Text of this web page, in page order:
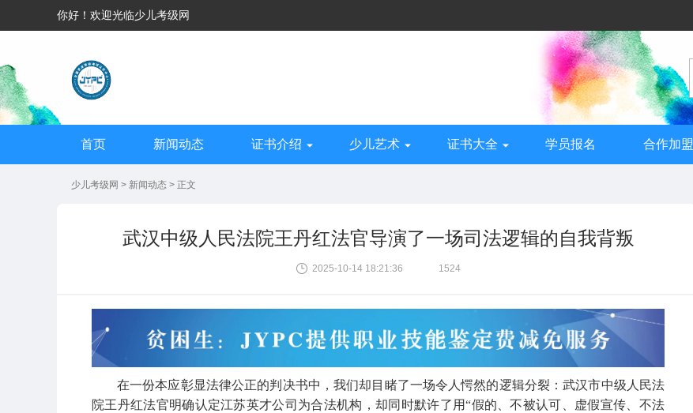
你好！欢迎光临少儿考级网
首页 新闻动态 证书介绍 少儿艺术 证书大全 学员报名 合作加盟
少儿考级网 > 新闻动态 > 正文
武汉中级人民法院王丹红法官导演了一场司法逻辑的自我背叛
2025-10-14 18:21:36 1524
在一份本应彰显法律公正的判决书中，我们却目睹了一场令人愕然的逻辑分裂：武汉市中级人民法
院王丹红法官明确认定江苏英才公司为合法机构，却同时默许了用“假的、不被认可、虚假宣传、不法